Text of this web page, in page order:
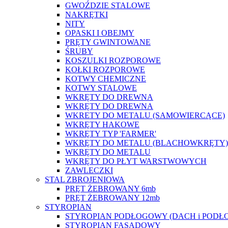
GWOŹDZIE STALOWE
NAKRĘTKI
NITY
OPASKI I OBEJMY
PRĘTY GWINTOWANE
ŚRUBY
KOSZULKI ROZPOROWE
KOŁKI ROZPOROWE
KOTWY CHEMICZNE
KOTWY STALOWE
WKRĘTY DO DREWNA
WKRĘTY DO DREWNA
WKRETY DO METALU (SAMOWIERCĄCE)
WKRĘTY HAKOWE
WKRĘTY TYP 'FARMER'
WKRĘTY DO METALU (BLACHOWKRĘTY)
WKRĘTY DO METALU
WKRĘTY DO PŁYT WARSTWOWYCH
ZAWLECZKI
STAL ZBROJENIOWA
PRĘT ŻEBROWANY 6mb
PRĘT ŻEBROWANY 12mb
STYROPIAN
STYROPIAN PODŁOGOWY (DACH i
STYROPIAN FASADOWY